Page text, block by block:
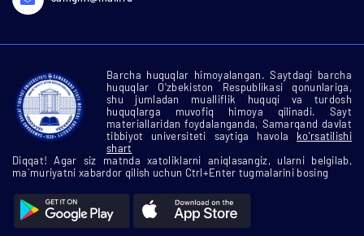
Barcha huquqlar himoyalangan. Saytdagi barcha
huquqlar O'zbekiston Respublikasi qonunlariga,
shu jumladan mualliflik huquqi va turdosh
huquqlarga muvofiq himoya qilinadi. Sayt
materiallaridan foydalanganda, Samarqand davlat
tibbiyot universiteti saytiga havola ko'rsatilishi
shart
Diqqat! Agar siz matnda xatoliklarni aniqlasangiz, ularni belgilab,
ma`muriyatni xabardor qilish uchun Ctrl+Enter tugmalarini bosing